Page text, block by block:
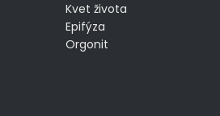
Kvet života
Epifýza
Orgonit